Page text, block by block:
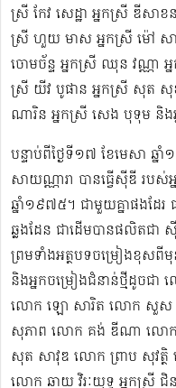
ស្រី កែវ សេដ្ឋា អ្នកស្រី ឌី​សា
ស្រី ហួយ មាស អ្នកស្រី ម៉ៅ សារ៉
ចោម​ច័ន្ទ អ្នកស្រី ឈុន វណ្ណា
ស្រី យីវ​ បូផាន​ អ្នកស្រី​ សុត សុ
ណារិន អ្នកស្រី សេង បុទុម និ
បន្ទាប់​ពីថ្ងៃទី១៧ ខែមេសា ឆ្
សាយណ្ណារា បានធ្វើស៊ីឌី ​របស់
ឆ្នាំ១៩៧៥។ ជាមួយគ្នាផងដែ
ឆ្លងដែន ជាដើមបានផលិតជា
ព្រមទាំងអត្ថបទចម្រៀងខុសពី
និងអ្នកចម្រៀងជំនាន់​ថ្មីដូច
លោក ឡោ សារិត លោក​​ សួស
សុភាព លោក គង់ ឌីណា លោ
សុត​ សាវុឌ លោក ព្រាប សុវត្
លោក ឆាយ វិរៈយុទ្ធ អ្នកស្រី ជិន